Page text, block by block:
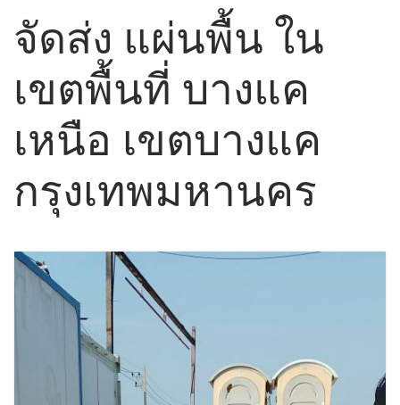
จัดส่ง แผ่นพื้น ใน
เขตพื้นที่ บางแค
เหนือ เขตบางแค
กรุงเทพมหานคร